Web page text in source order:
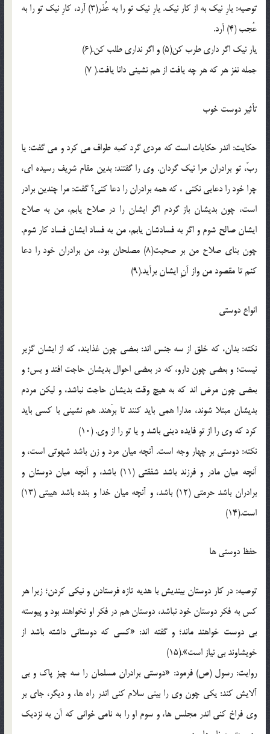
توصيه: يارِ نيک به از کار نيک. يارِ نيک تو را به عُذر(3) آرد، کارِ نيک تو را به
عُجب (4) آرد.
يار نيک اگر داري طرب کن(5) و اگر نداري طلب کن.(6)
جمله نغز هر که هر چه يافت از هم نشيني دانا يافت.( 7)
تأثير دوست خوب
حکايت: اندر حکايات است که مردي گرد کعبه طواف مي کرد و مي گفت: يا
ربّ، تو برادران مرا نيک گردان. وي را گفتند: بدين مقام شريف رسيده اي،
چرا خود را دعايي نکني ، که همه برادران را دعا کني؟ گفت: مرا چندين برادر
است، چون بديشان باز گردم اگر ايشان را در صلاح يابم، من به صلاح
ايشان صالح شوم و اگر به فسادشان يابم، من به فساد ايشان فساد کار شوم.
چون بناي صلاح من بر صحبت(8) مصلحان بود، من برادران خود را دعا
کنم تا مقصود من واز آنِ ايشان برآيد.(9)
انواع دوستي
نکته: بدان، که خلق از سه جنس اند: بعضي چون غذايند، که از ايشان گزير
نيست؛ و بعضي چون دارو، که در بعضي احوال بديشان حاجت افتد و بس؛ و
بعضي چون مرض اند که به هيچ وقت بديشان حاجت نباشد، و ليکن مردم
بديشان مبتلا شوند، مدارا همي بايد کنند تا برَهند. هم نشيني با کسي بايد
کرد که وي را از تو فايده ديني باشد و يا تو را از وي. (10)
نکته: دوستي بر چهار وجه است. آنچه ميان مرد و زن باشد شهوتي است، و
آنچه ميان مادر و فرزند باشد شفقتي (11) باشد، و آنچه ميان دوستان و
برادران باشد حرمتي (12) باشد، و آنچه ميان خدا و بنده باشد هيبتي (13)
است.(14)
حفظ دوستي ها
توصيه: در کار دوستان بينديش با هديه تازه فرستادن و نيکي کردن؛ زيرا هر
کس به فکر دوستان خود نباشد، دوستان هم در فکر او نخواهند بود و پيوسته
بي دوست خواهند ماند؛ و گفته اند: «کسي که دوستاني داشته باشد از
خويشاوند بي نياز است».(15)
روايت: رسول (ص) فرمود: «دوستي برادران مسلمان را سه چيز پاک و بي
آلايش کند: يکي چون وي را بيني سلام کني اندر راه ها، و ديگر، جاي بر
وي فراخ کني اندر مجلس ها، و سوم او را به نامي خواني که آن به نزديک